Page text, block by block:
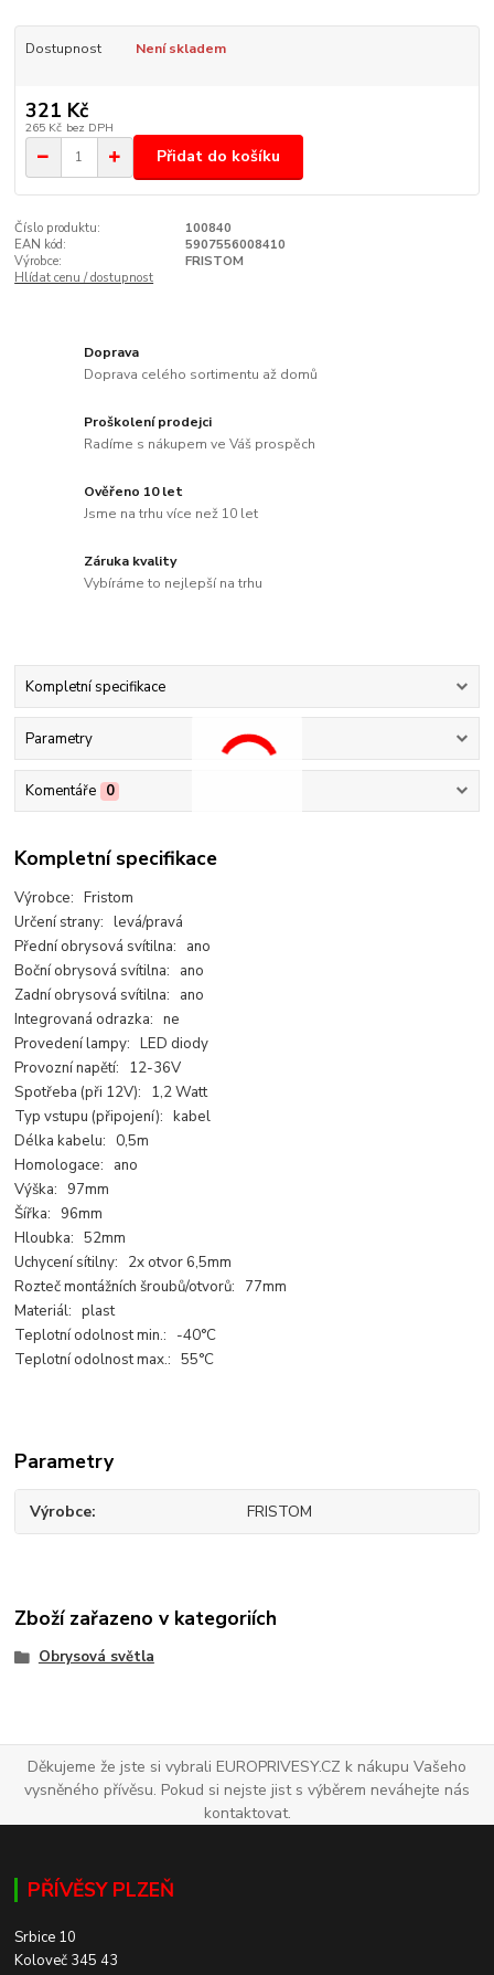
Dostupnost Není skladem
321 Kč
265 Kč bez DPH
Přidat do košíku
Číslo produktu:
100840
EAN kód:
5907556008410
Výrobce:
FRISTOM
Hlídat cenu / dostupnost
Doprava
Doprava celého sortimentu až domů
Proškolení prodejci
Radíme s nákupem ve Váš prospěch
Ověřeno 10 let
Jsme na trhu více než 10 let
Záruka kvality
Vybíráme to nejlepší na trhu
Kompletní specifikace
Parametry
Komentáře 0
Kompletní specifikace
Výrobce: Fristom
Určení strany: levá/pravá
Přední obrysová svítilna: ano
Boční obrysová svítilna: ano
Zadní obrysová svítilna: ano
Integrovaná odrazka: ne
Provedení lampy: LED diody
Provozní napětí: 12-36V
Spotřeba (při 12V): 1,2 Watt
Typ vstupu (připojení): kabel
Délka kabelu: 0,5m
Homologace: ano
Výška: 97mm
Šířka: 96mm
Hloubka: 52mm
Uchycení sítilny: 2x otvor 6,5mm
Rozteč montážních šroubů/otvorů: 77mm
Materiál: plast
Teplotní odolnost min.: -40°C
Teplotní odolnost max.: 55°C
Parametry
Výrobce FRISTOM
Zboží zařazeno v kategoriích
Obrysová světla
Děkujeme že jste si vybrali EUROPRIVESY.CZ k nákupu Vašeho
vysněného přívěsu. Pokud si nejste jist s výběrem neváhejte nás
kontaktovat.
PŘÍVĚSY PLZEŇ
Srbice 10
Koloveč 345 43